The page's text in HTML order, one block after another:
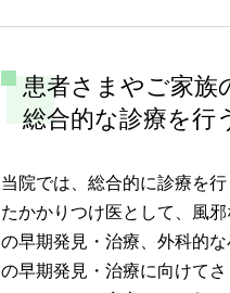
患者さまやご家族
総合的な診療を行
当院では、総合的に診療を
たかかりつけ医として、風
の早期発見・治療、外科的
の早期発見・治療に向けて